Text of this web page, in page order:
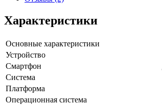
Xарактеристики
Основные характеристики
Устройство
Смартфон
Система
Платформа
Операционная система